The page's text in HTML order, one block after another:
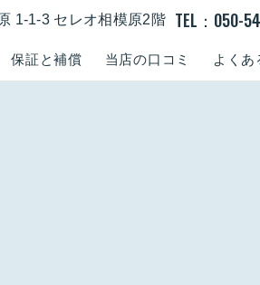
保証と補償 当店の口コミ よくあ
1-1-3 セレオ相模原2階 TEL：050-